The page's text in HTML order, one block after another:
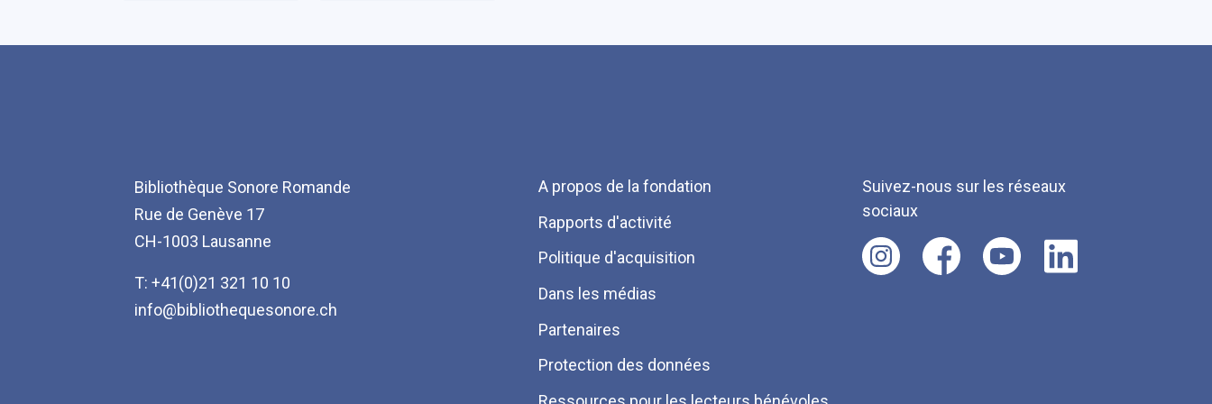
Bibliothèque Sonore Romande
Rue de Genève 17
CH-1003 Lausanne
T: +41(0)21 321 10 10
info@bibliothequesonore.ch
Menu
Pied
de
page
A propos de la fondation
Rapports d'activité
Politique d'acquisition
Dans les médias
Partenaires
Protection des données
Suivez-nous sur les réseaux
sociaux